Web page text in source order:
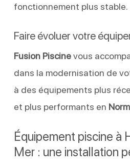
fonctionnement plus stable.
Faire évoluer votre
Fusion Piscinevous
dans la modernisation de
à des équipements plus
et plus performants en
Équipement piscine à
Mer : une installation